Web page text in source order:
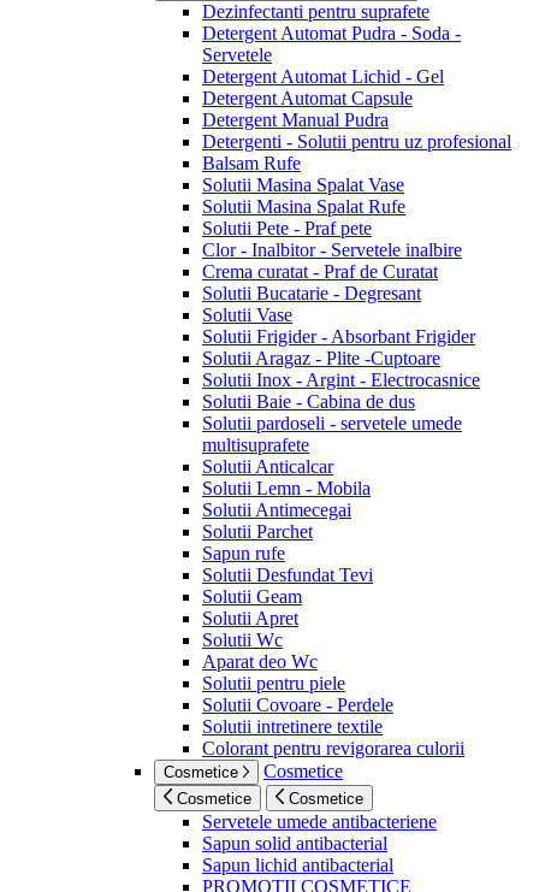
Dezinfectanti pentru suprafete
Detergent Automat Pudra - Soda -
Servetele
Detergent Automat Lichid - Gel
Detergent Automat Capsule
Detergent Manual Pudra
Detergenti - Solutii pentru uz profesional
Balsam Rufe
Solutii Masina Spalat Vase
Solutii Masina Spalat Rufe
Solutii Pete - Praf pete
Clor - Inalbitor - Servetele inalbire
Crema curatat - Praf de Curatat
Solutii Bucatarie - Degresant
Solutii Vase
Solutii Frigider - Absorbant Frigider
Solutii Aragaz - Plite -Cuptoare
Solutii Inox - Argint - Electrocasnice
Solutii Baie - Cabina de dus
Solutii pardoseli - servetele umede
multisuprafete
Solutii Anticalcar
Solutii Lemn - Mobila
Solutii Antimecegai
Solutii Parchet
Sapun rufe
Solutii Desfundat Tevi
Solutii Geam
Solutii Apret
Solutii Wc
Aparat deo Wc
Solutii pentru piele
Solutii Covoare - Perdele
Solutii intretinere textile
Colorant pentru revigorarea culorii
Cosmetice Cosmetice
Cosmetice Cosmetice
Servetele umede antibacteriene
Sapun solid antibacterial
Sapun lichid antibacterial
PROMOTII COSMETICE